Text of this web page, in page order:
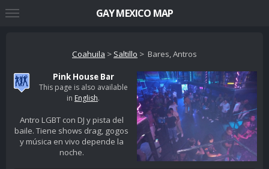
Coahuila > Saltillo > Bares, Antros
Pink House Bar
This page is also available
in English.
Antro LGBT con DJ y pista del
baile. Tiene shows drag, gogos
y música en vivo depende la
noche.
GAY MEXICO MAP